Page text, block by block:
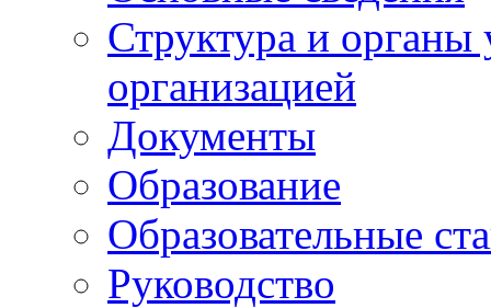
Структура и органы
организацией
Документы
Образование
Образовательные
Руководство